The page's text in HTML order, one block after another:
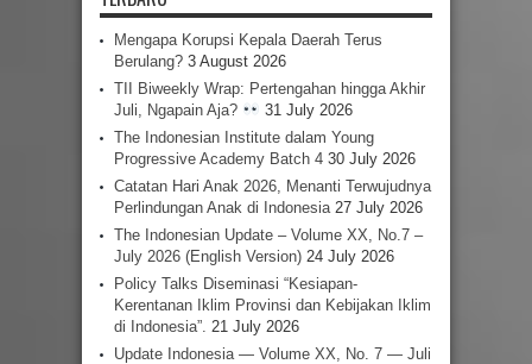
Mengapa Korupsi Kepala Daerah Terus
Berulang? 3 August 2026
TII Biweekly Wrap: Pertengahan hingga Akhir
Juli, Ngapain Aja?
31 July 2026
The Indonesian Institute dalam Young
Progressive Academy Batch 4 30 July 2026
Catatan Hari Anak 2026, Menanti Terwujudnya
Perlindungan Anak di Indonesia 27 July 2026
The Indonesian Update – Volume XX, No.7 –
July 2026 (English Version) 24 July 2026
Policy Talks Diseminasi “Kesiapan-
Kerentanan Iklim Provinsi dan Kebijakan Iklim
di Indonesia”. 21 July 2026
Update Indonesia — Volume XX, No. 7 — Juli